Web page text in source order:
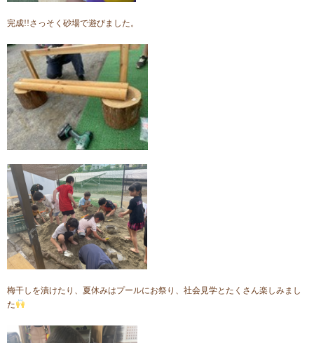
完成!!さっそく砂場で遊びました。
梅干しを漬けたり、夏休みはプールにお祭り、社会見学とたくさん楽しみまし
た